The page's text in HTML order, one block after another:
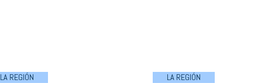
LA REGIÓN LA REGIÓN